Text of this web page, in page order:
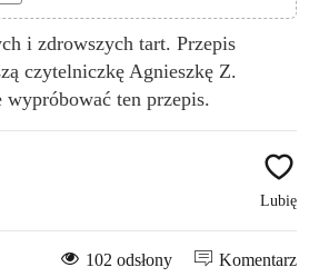
i zdrowszych tart. Przepis
czytelniczkę Agnieszkę Z.
ten przepis.
Lubię
Komentarz
102 odsłony